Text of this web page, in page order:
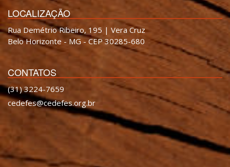
LOCALIZAÇÃO
Rua Demétrio Ribeiro, 195 | Vera Cruz
Belo Horizonte - MG - CEP 30285-680
CONTATOS
(31) 3224-7659
cedefes@cedefes.org.br